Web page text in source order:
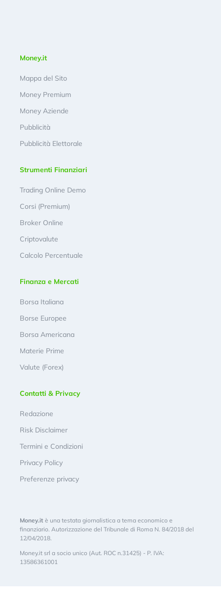
Money.it
Mappa del Sito
Money Premium
Money Aziende
Pubblicità
Pubblicità Elettorale
Strumenti Finanziari
Trading Online Demo
Corsi (Premium)
Broker Online
Criptovalute
Calcolo Percentuale
Finanza e Mercati
Borsa Italiana
Borse Europee
Borsa Americana
Materie Prime
Valute (Forex)
Contatti & Privacy
Redazione
Risk Disclaimer
Termini e Condizioni
Privacy Policy
Preferenze privacy
Money.it è una testata giornalistica a tema economico e
finanziario. Autorizzazione del Tribunale di Roma N. 84/2018 del
12/04/2018.
Money.it srl a socio unico (Aut. ROC n.31425) - P. IVA:
13586361001